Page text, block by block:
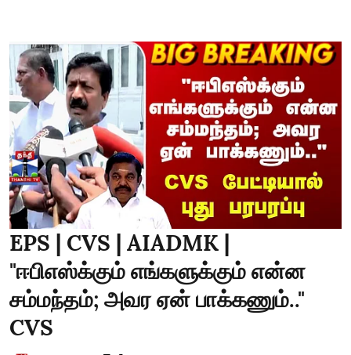
EPS | CVS | AIADMK |
"ஈபிஎஸ்க்கும் எங்களுக்கும் என்ன
சம்மந்தம்; அவர ஏன் பாக்கணும்.."
CVS